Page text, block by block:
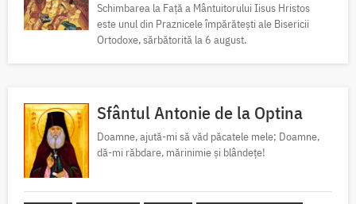
Schimbarea la Față a Mântuitorului Iisus Hristos
este unul din Praznicele împărătești ale Bisericii
Ortodoxe, sărbătorită la 6 august.
Sfântul Antonie de la Optina
Doamne, ajută-mi să văd păcatele mele; Doamne,
dă-mi răbdare, mărinimie şi blândeţe!